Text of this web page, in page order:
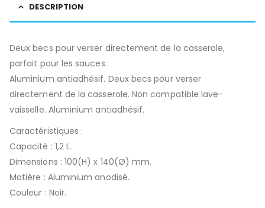
DESCRIPTION
Deux becs pour verser directement de la casserole,
parfait pour les sauces.
Aluminium antiadhésif. Deux becs pour verser
directement de la casserole. Non compatible lave-
vaisselle. Aluminium antiadhésif.
Caractéristiques :
Capacité : 1,2 L.
Dimensions : 100(H) x 140(Ø) mm.
Matière : Aluminium anodisé.
Couleur : Noir.